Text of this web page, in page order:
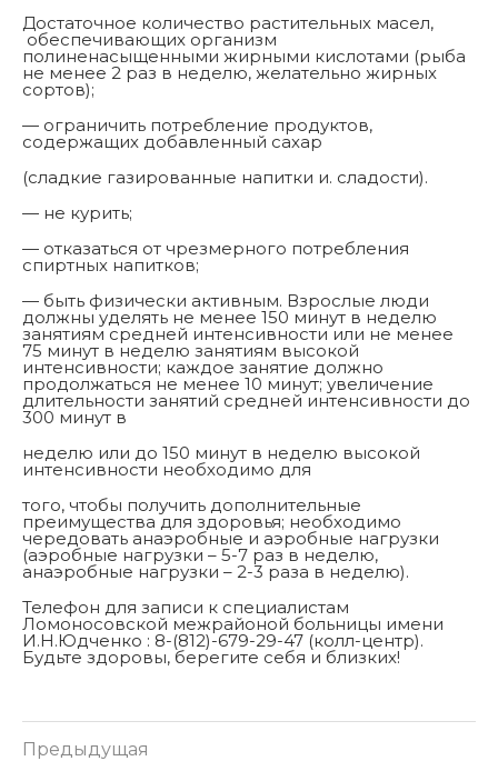
Достаточное количество растительных масел,
обеспечивающих организм
полиненасыщенными жирными кислотами (рыба
не менее 2 раз в неделю, желательно жирных
сортов);
— ограничить потребление продуктов,
содержащих добавленный сахар
(сладкие газированные напитки и. сладости).
— не курить;
— отказаться от чрезмерного потребления
спиртных напитков;
— быть физически активным. Взрослые люди
должны уделять не менее 150 минут в неделю
занятиям средней интенсивности или не менее
75 минут в неделю занятиям высокой
интенсивности; каждое занятие должно
продолжаться не менее 10 минут; увеличение
длительности занятий средней интенсивности до
300 минут в
неделю или до 150 минут в неделю высокой
интенсивности необходимо для
того, чтобы получить дополнительные
преимущества для здоровья; необходимо
чередовать анаэробные и аэробные нагрузки
(аэробные нагрузки – 5-7 раз в неделю,
анаэробные нагрузки – 2-3 раза в неделю).
Телефон для записи к специалистам
Ломоносовской межрайоной больницы имени
И.Н.Юдченко : 8-(812)-679-29-47 (колл-центр).
Будьте здоровы, берегите себя и близких!
Предыдущая